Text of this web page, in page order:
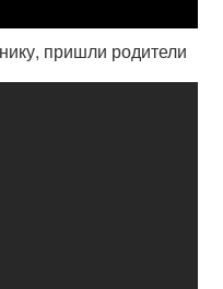
пришли родители